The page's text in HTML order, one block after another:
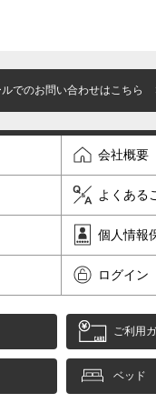
ルでのお問い合わせはこちら
会社概要
よくある
個人情報
ログイン
ご利用
ベッド